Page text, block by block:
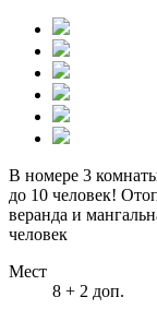
В номере 3
до 10 человек!
веранда и
человек
Мест
8 + 2 доп.